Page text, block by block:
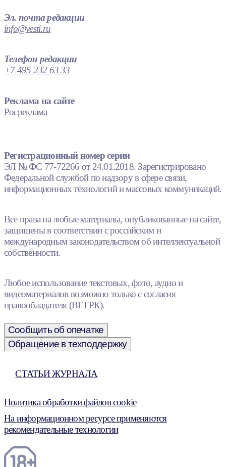
Эл. почта редакции
info@vesti.ru
Телефон редакции
+7 495 232 63 33
Реклама на сайте
Росреклама
Регистрационный номер серии
ЭЛ № ФС 77-72266 от 24.01.2018. Зарегистрировано
Федеральной службой по надзору в сфере связи,
информационных технологий и массовых коммуникаций.
Все права на любые материалы, опубликованные на сайте,
защищены в соответствии с российским и
международным законодательством об интеллектуальной
собственности.
Любое использование текстовых, фото, аудио и
видеоматериалов возможно только с согласия
правообладателя (ВГТРК).
Сообщить об опечатке
Обращение в техподдержку
СТАТЬИ ЖУРНАЛА
Политика обработки файлов cookie
На информационном ресурсе применяются
рекомендательные технологии